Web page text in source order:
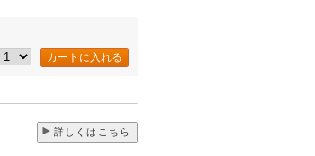
詳しくはこちら